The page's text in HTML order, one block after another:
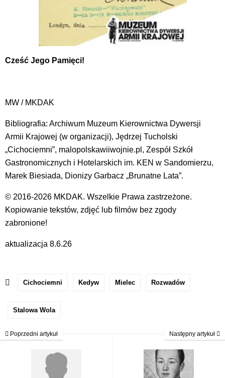
Cześć Jego Pamięci!
MW / MKDAK
Bibliografia: Archiwum Muzeum Kierownictwa Dywersji
Armii Krajowej (w organizacji), Jędrzej Tucholski
„Cichociemni”, malopolskawiiwojnie.pl, Zespół Szkół
Gastronomicznych i Hotelarskich im. KEN w Sandomierzu,
Marek Biesiada, Dionizy Garbacz „Brunatne Lata”.
© 2016-2026 MKDAK. Wszelkie Prawa zastrzeżone.
Kopiowanie tekstów, zdjęć lub filmów bez zgody
zabronione!
aktualizacja 8.6.26
Cichociemni Kedyw Mielec Rozwadów
Stalowa Wola
Poprzedni artykuł Następny artykuł